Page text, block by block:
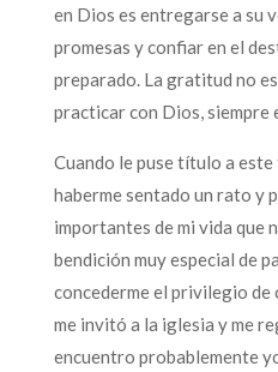
en Dios es entregarse a su
promesas y confiar en el
preparado. La gratitud no
practicar con Dios, siempre
Cuando le puse título a
haberme sentado un rato y
importantes de mi vida que
bendición muy especial de
concederme el privilegio de
me invitó a la iglesia y me
encuentro probablemente